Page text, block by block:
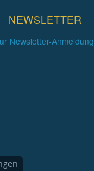
NEWSLETTER
Newsletter-Anmeldung